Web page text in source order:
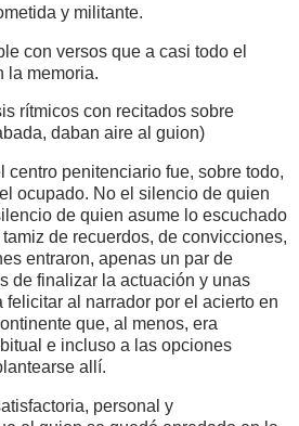
y militante.
con versos que a casi todo el
la memoria.
rítmicos con recitados sobre
daban aire al guion)
centro penitenciario fue, sobre todo,
ocupado. No el silencio de quien
de quien asume lo escuchado
de recuerdos, de convicciones,
entraron, apenas un par de
de finalizar la actuación y unas
felicitar al narrador por el acierto en
que, al menos, era
e incluso a las opciones
allí.
personal y